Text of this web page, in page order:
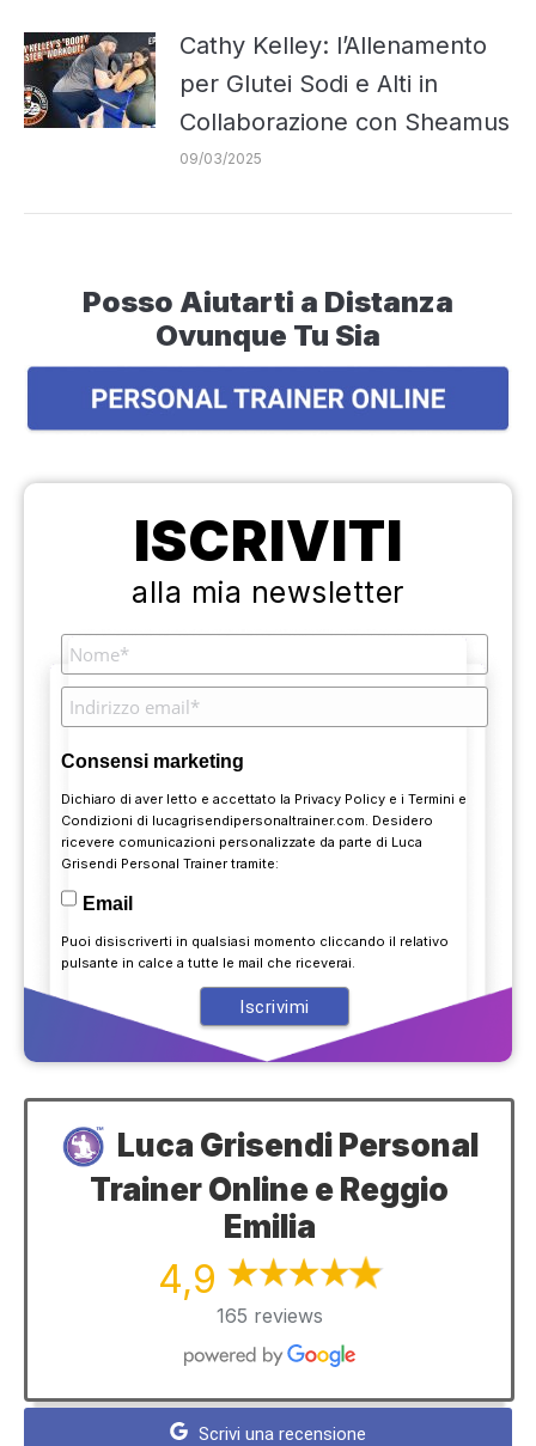
Cathy Kelley: l’Allenamento
per Glutei Sodi e Alti in
Collaborazione con Sheamus
09/03/2025
Posso Aiutarti a Distanza
Ovunque Tu Sia
ISCRIVITI
alla mia newsletter
Consensi marketing
Dichiaro di aver letto e accettato la Privacy Policy e iTermini e
Condizioni di lucagrisendipersonaltrainer.com. Desidero
ricevere comunicazioni personalizzate da parte di Luca
Grisendi Personal Trainer tramite:
Email
Puoi disiscriverti in qualsiasi momento cliccando il relativo
pulsante in calce a tutte le mail che riceverai.
Luca Grisendi Personal
Trainer Online e Reggio
Emilia
4,9
165 reviews
Scrivi una recensione